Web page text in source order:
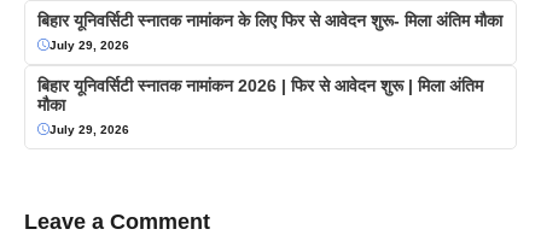
बिहार यूनिवर्सिटी स्नातक नामांकन के लिए फिर से आवेदन शुरू- मिला अंतिम मौका
July 29, 2026
बिहार यूनिवर्सिटी स्नातक नामांकन 2026 | फिर से आवेदन शुरू | मिला अंतिम
मौका
July 29, 2026
Leave a Comment